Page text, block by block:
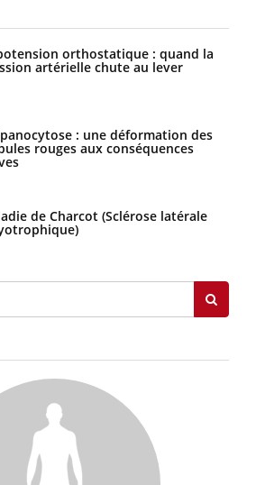
orthostatique : quand la
artérielle chute au lever
: une déformation des
rouges aux conséquences
de Charcot (Sclérose latérale